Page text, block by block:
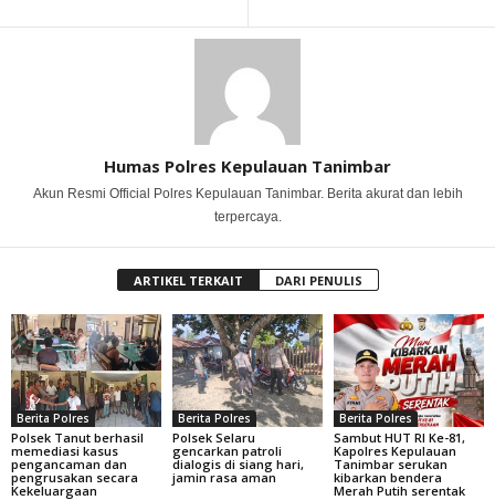
Humas Polres Kepulauan Tanimbar
Akun Resmi Official Polres Kepulauan Tanimbar. Berita akurat dan lebih
terpercaya.
ARTIKEL TERKAIT DARI PENULIS
Berita Polres
Polsek Tanut berhasil
memediasi kasus
pengancaman dan
pengrusakan secara
Kekeluargaan
Berita Polres
Polsek Selaru
gencarkan patroli
dialogis di siang hari,
jamin rasa aman
Berita Polres
Sambut HUT RI Ke-81,
Kapolres Kepulauan
Tanimbar serukan
kibarkan bendera
Merah Putih serentak